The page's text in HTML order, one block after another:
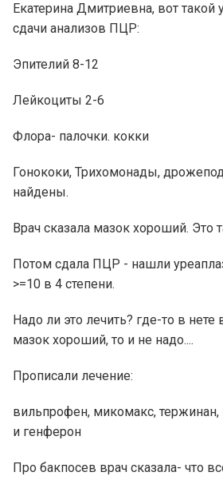
Екатерина Дмитриевна, вот
сдачи анализов ПЦР:
Эпителий 8-12
Лейкоциты 2-6
Флора- палочки. кокки
Гонококи, Трихомонады,
найдены.
Врач сказала мазок хороший. Это
Потом сдала ПЦР - нашли
>=10 в 4 степени.
Надо ли это лечить? где-то в нете
мазок хороший, то и не надо....
Прописали лечение:
вильпрофен, микомакс, тержинан,
и генферон
Про бакпосев врач сказала- что